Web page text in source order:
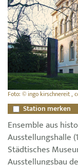
Foto: © ingo kirschnereit ,
Station merken
Ensemble aus
Ausstellungshalle
Städtisches
Ausstellungsbau